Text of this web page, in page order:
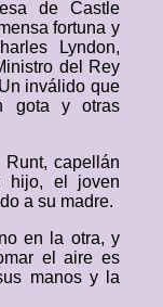
de Castle
fortuna y
Lyndon,
del Rey
inválido que
gota y otras
capellán
hijo, el joven
a su madre.
en la otra, y
el aire es
manos y la